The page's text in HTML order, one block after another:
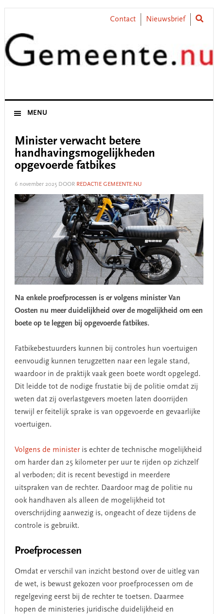
Skip
primary
navigation
Skip
content
Skip
primary
sidebar
Skip
footer
Contact Nieuwsbrief
MENU
Minister verwacht betere
handhavingsmogelijkheden
opgevoerde fatbikes
6 november 2025DOOR REDACTIE GEMEENTE.NU
Na enkele proefprocessen is er volgens minister Van
Oosten nu meer duidelijkheid over de mogelijkheid om een
boete op te leggen bij opgevoerde fatbikes.
Fatbikebestuurders kunnen bij controles hun voertuigen
eenvoudig kunnen terugzetten naar een legale stand,
waardoor in de praktijk vaak geen boete wordt opgelegd.
Dit leidde tot de nodige frustatie bij de politie omdat zij
weten dat zij overlastgevers moeten laten doorrijden
terwijl er feitelijk sprake is van opgevoerde en gevaarlijke
voertuigen.
Volgens de ministeris echter de technische mogelijkheid
om harder dan 25 kilometer per uur te rijden op zichzelf
al verboden; dit is recent bevestigd in meerdere
uitspraken van de rechter. Daardoor mag de politie nu
ook handhaven als alleen de mogelijkheid tot
overschrijding aanwezig is, ongeacht of deze tijdens de
controle is gebruikt.
Proefprocessen
Omdat er verschil van inzicht bestond over de uitleg van
de wet, is bewust gekozen voor proefprocessen om de
regelgeving eerst bij de rechter te toetsen. Daarmee
hopen de ministeries juridische duidelijkheid en